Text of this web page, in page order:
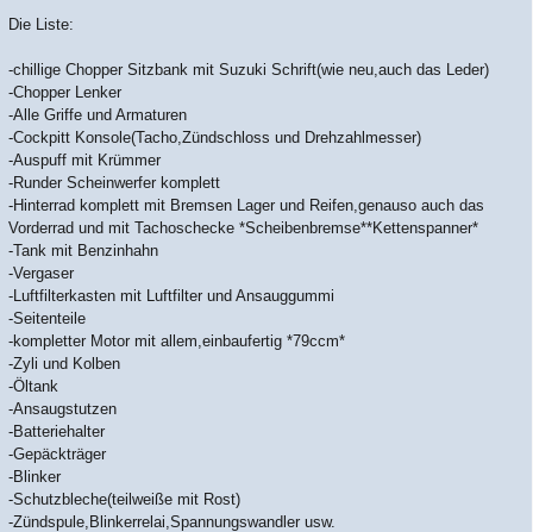
Die Liste:
-chillige Chopper Sitzbank mit Suzuki Schrift(wie neu,auch das Leder)
-Chopper Lenker
-Alle Griffe und Armaturen
-Cockpitt Konsole(Tacho,Zündschloss und Drehzahlmesser)
-Auspuff mit Krümmer
-Runder Scheinwerfer komplett
-Hinterrad komplett mit Bremsen Lager und Reifen,genauso auch das
Vorderrad und mit Tachoschecke *Scheibenbremse**Kettenspanner*
-Tank mit Benzinhahn
-Vergaser
-Luftfilterkasten mit Luftfilter und Ansauggummi
-Seitenteile
-kompletter Motor mit allem,einbaufertig *79ccm*
-Zyli und Kolben
-Öltank
-Ansaugstutzen
-Batteriehalter
-Gepäckträger
-Blinker
-Schutzbleche(teilweiße mit Rost)
-Zündspule,Blinkerrelai,Spannungswandler usw.